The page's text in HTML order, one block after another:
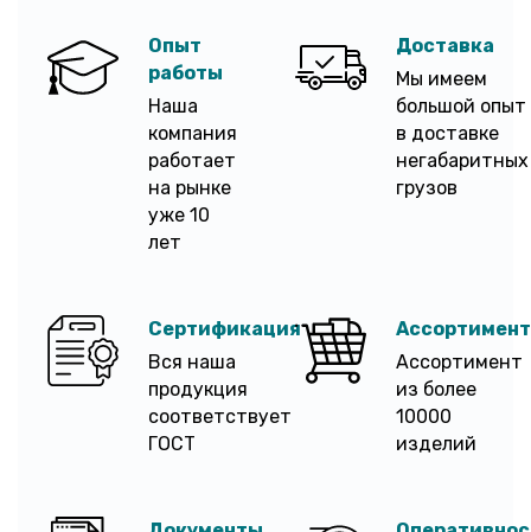
Опыт
работы
Наша
компания
работает
на рынке
уже 10
лет
Доставка
Мы имеем
большой опыт
в доставке
негабаритных
грузов
Сертификация
Вся наша
продукция
соответствует
ГОСТ
Ассортимент
Ассортимент
из более
10000
изделий